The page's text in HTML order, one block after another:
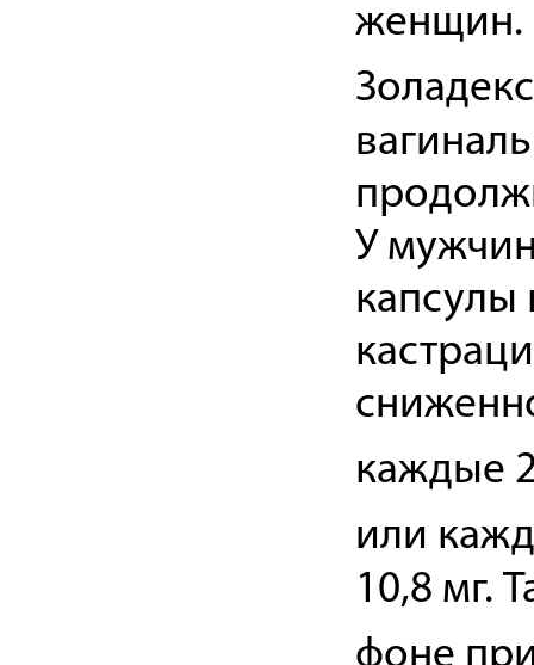
женщин.
Золадекс
У
капсулы
каждые
или
10,8 мг.